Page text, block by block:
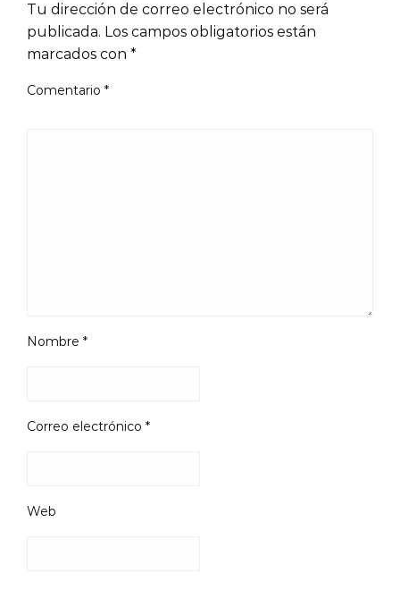
Tu dirección de correo electrónico no será
publicada. Los campos obligatorios están
marcados con *
Comentario *
Nombre *
Correo electrónico *
Web